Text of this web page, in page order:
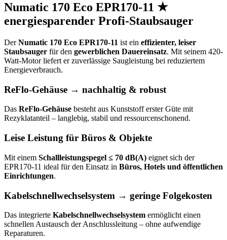
Numatic 170 Eco EPR170-11 ★
energiesparender Profi-Staubsauger
DerNumatic 170 Eco EPR170-11 ist ein effizienter, leiser
Staubsauger für den gewerblichen Dauereinsatz. Mit seinem 420-
Watt-Motor liefert er zuverlässige Saugleistung bei reduziertem
Energieverbrauch.
ReFlo-Gehäuse → nachhaltig & robust
Das ReFlo-Gehäuse besteht aus Kunststoff erster Güte mit
Rezyklatanteil – langlebig, stabil und ressourcenschonend.
Leise Leistung für Büros & Objekte
Mit einem Schallleistungspegel ≤ 70 dB(A) eignet sich der
EPR170-11 ideal für den Einsatz in Büros, Hotels und öffentlichen
Einrichtungen.
Kabelschnellwechselsystem → geringe Folgekosten
Das integrierte Kabelschnellwechselsystem ermöglicht einen
schnellen Austausch der Anschlussleitung – ohne aufwendige
Reparaturen.